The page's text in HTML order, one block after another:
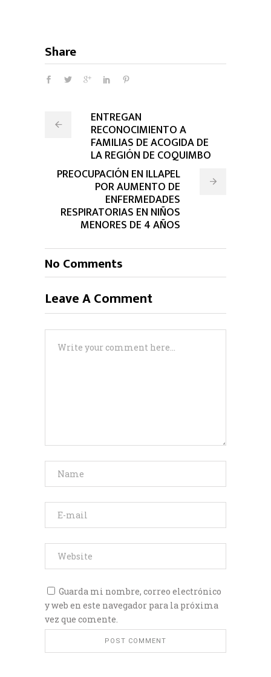
Share
ENTREGAN
RECONOCIMIENTO A
FAMILIAS DE ACOGIDA DE
LA REGIÓN DE COQUIMBO
PREOCUPACIÓN EN ILLAPEL
POR AUMENTO DE
ENFERMEDADES
RESPIRATORIAS EN NIÑOS
MENORES DE 4 AÑOS
No Comments
Leave A Comment
Guarda mi nombre, correo electrónico
y web en este navegador para la próxima
vez que comente.